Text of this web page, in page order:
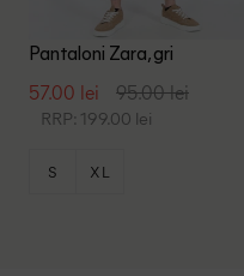
Pantaloni Zara, gri
57.00 lei 95.00 lei
RRP: 199.00 lei
S XL